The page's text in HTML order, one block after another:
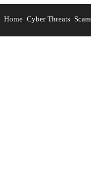
Home Cyber Threats Scam